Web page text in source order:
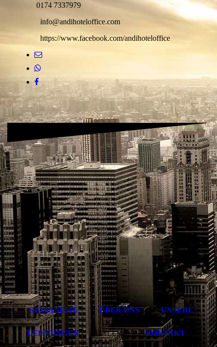
0174 7337979
info@andihoteloffice.com
https://www.facebook.com/andihoteloffice
STARTSEITE ÜBER UNS UNSERE
LEISTUNGEN GALERIE KONTAKT